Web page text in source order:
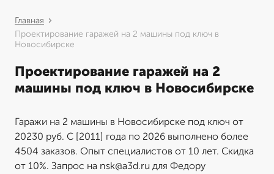
Главная
Проектирование гаражей на 2 машины под ключ в
Новосибирске
Проектирование гаражей на 2
машины под ключ в Новосибирске
Гаражи на 2 машины в Новосибирске под ключ от
20230 руб. С [2011] года по 2026 выполнено более
4504 заказов. Опыт специалистов от 10 лет. Скидка
от 10%. Запрос на nsk@a3d.ru для Федору